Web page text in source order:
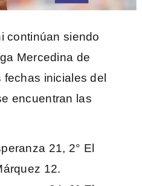
continúan siendo
Mercedina de
iniciales del
encuentran las
21, 2° El
12.